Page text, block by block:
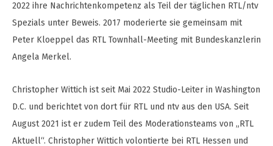
2022 ihre Nachrichtenkompetenz als Teil der täglichen RTL/ntv
Spezials unter Beweis. 2017 moderierte sie gemeinsam mit
Peter Kloeppel das RTL Townhall-Meeting mit Bundeskanzlerin
Angela Merkel.
Christopher Wittich ist seit Mai 2022 Studio-Leiter in Washington
D.C. und berichtet von dort für RTL und ntv aus den USA. Seit
August 2021 ist er zudem Teil des Moderationsteams von „RTL
Aktuell“. Christopher Wittich volontierte bei RTL Hessen und